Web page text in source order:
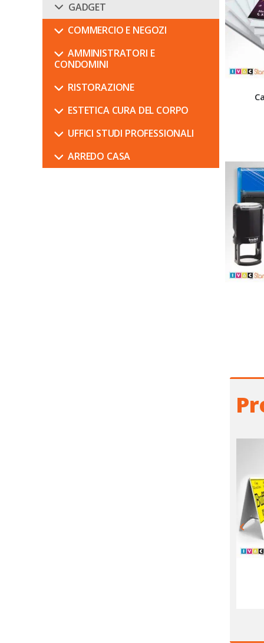
GADGET
COMMERCIO E NEGOZI
AMMINISTRATORI E
CONDOMINI
RISTORAZIONE
ESTETICA CURA DEL CORPO
UFFICI STUDI PROFESSIONALI
ARREDO CASA
22PRODOTTI